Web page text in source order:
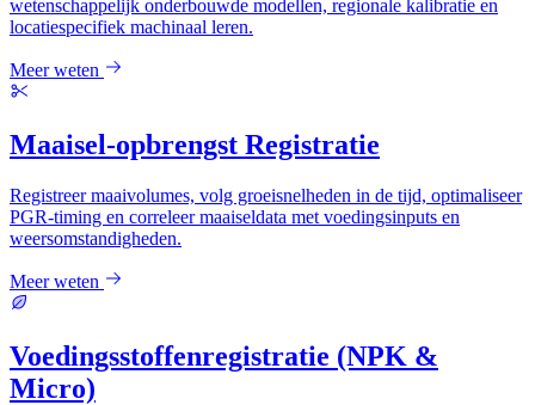
wetenschappelijk onderbouwde modellen, regionale kalibratie en
locatiespecifiek machinaal leren.
Meer weten
Maaisel-opbrengst Registratie
Registreer maaivolumes, volg groeisnelheden in de tijd, optimaliseer
PGR-timing en correleer maaiseldata met voedingsinputs en
weersomstandigheden.
Meer weten
Voedingsstoffenregistratie (NPK &
Micro)